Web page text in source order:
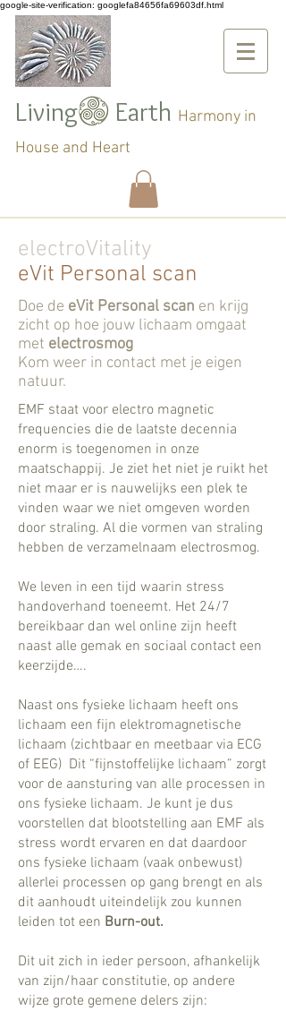
google-site-verification: googlefa84656fa69603df.html
Living Earth Harmony in
House and Heart
electroVitality
eVit Personal scan
Doe de eVit Personal scan en krijg
zicht op hoe jouw lichaam omgaat
met electrosmog
Kom weer in contact met je eigen
natuur.
EMF staat voor electro magnetic
frequencies die de laatste decennia
enorm is toegenomen in onze
maatschappij. Je ziet het niet je ruikt het
niet maar er is nauwelijks een plek te
vinden waar we niet omgeven worden
door straling. Al die vormen van straling
hebben de verzamelnaam electrosmog.
We leven in een tijd waarin stress
handoverhand toeneemt. Het 24/7
bereikbaar dan wel online zijn heeft
naast alle gemak en sociaal contact een
keerzijde….
Naast ons fysieke lichaam heeft ons
lichaam een fijn elektromagnetische
lichaam (zichtbaar en meetbaar via ECG
of EEG) Dit “fijnstoffelijke lichaam” zorgt
voor de aansturing van alle processen in
ons fysieke lichaam. Je kunt je dus
voorstellen dat blootstelling aan EMF als
stress wordt ervaren en dat daardoor
ons fysieke lichaam (vaak onbewust)
allerlei processen op gang brengt en als
dit aanhoudt uiteindelijk zou kunnen
leiden tot een Burn-out.
Dit uit zich in ieder persoon, afhankelijk
van zijn/haar constitutie, op andere
wijze grote gemene delers zijn: